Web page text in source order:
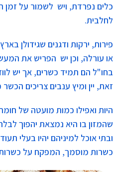
כלים נפרדת, ויש לשמור על זמן
לחלבית.
פירות, ירקות ודגנים שגידולן
או עורלה, וכן יש הפריש את
בחו"ל הם תמיד כשרים, אך יש
זאת, יין ומיץ ענבים צריכים הכשר
היות ואפילו כמות מועטה של
שהמזון בו היא נמצאת יהפוך
ובתי אוכל למיניהם יהיו בעלי
כשרות מוסמך, המפקח על כשרות